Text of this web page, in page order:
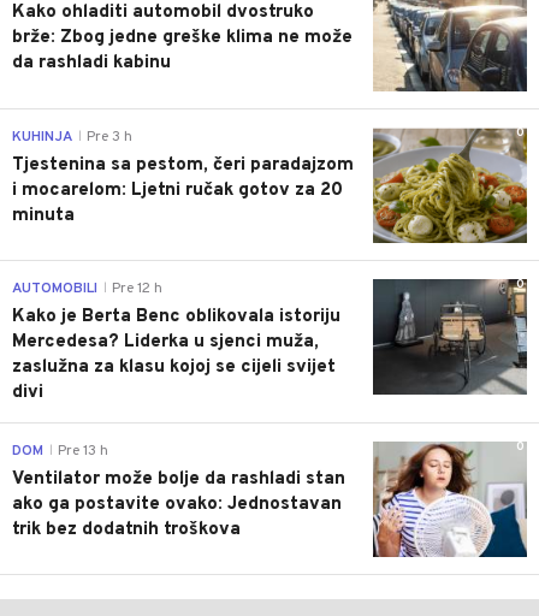
Kako ohladiti automobil dvostruko
brže: Zbog jedne greške klima ne može
da rashladi kabinu
0
KUHINJA Pre 3 h
Tjestenina sa pestom, čeri paradajzom
i mocarelom: Ljetni ručak gotov za 20
minuta
0
AUTOMOBILI Pre 12 h
Kako je Berta Benc oblikovala istoriju
Mercedesa? Liderka u sjenci muža,
zaslužna za klasu kojoj se cijeli svijet
divi
0
DOM Pre 13 h
Ventilator može bolje da rashladi stan
ako ga postavite ovako: Jednostavan
trik bez dodatnih troškova